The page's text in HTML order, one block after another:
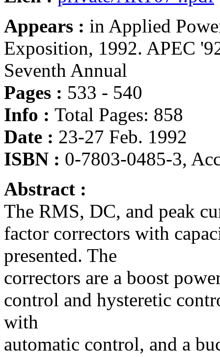
Appears : in Applied
Exposition, 1992. APEC
Seventh Annual
Pages : 533 - 540
Info : Total Pages: 858
Date : 23-27 Feb. 1992
ISBN : 0-7803-0485-3,
Abstract :
The RMS, DC, and peak
factor correctors with
presented. The
correctors are a boost
control and hysteretic
with
automatic control, and a